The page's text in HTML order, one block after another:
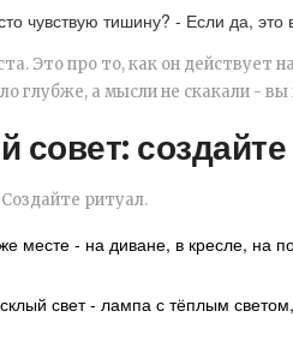
чувствую тишину? - Если да, это
Это про то, как он действует
глубже, а мысли не скакали -
совет:
ритуал.
месте - на диване, в кресле, на
свет - лампа с тёплым